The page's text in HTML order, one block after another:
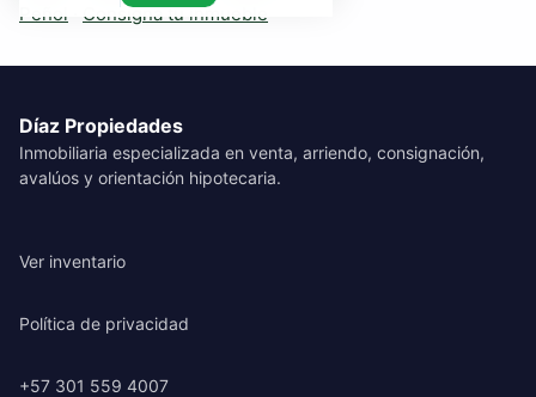
Peñol
Consigna tu inmueble
Díaz Propiedades
Inmobiliaria especializada en venta, arriendo, consignación,
avalúos y orientación hipotecaria.
Ver inventario
Política de privacidad
+57 301 559 4007